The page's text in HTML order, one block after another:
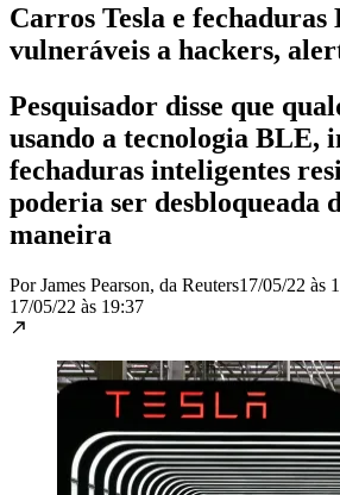
Carros Tesla e fechaduras
vulneráveis a hackers,
Pesquisador disse que
usando a tecnologia BLE,
fechaduras inteligentes
poderia ser desbloqueada
maneira
Por James Pearson, da Reuters17/05/22 às
17/05/22 às 19:37